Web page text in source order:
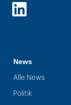
News
Alle News
Politik